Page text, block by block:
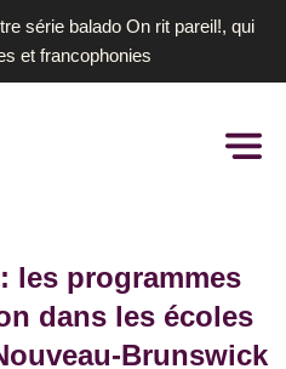
série balado On rit pareil!, qui
et francophonies
les programmes
dans les écoles
Brunswick